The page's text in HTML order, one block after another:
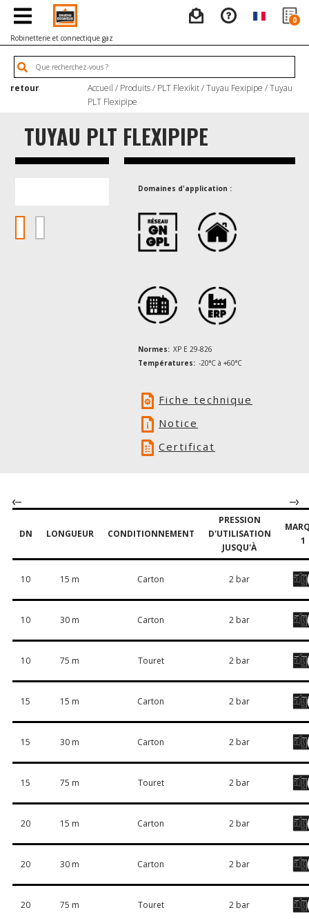
0
Robinetterie et connectique gaz
retour Accueil / Produits/ PLT Flexikit/Tuyau Fexipipe / Tuyau
PLT Flexipipe
TUYAU PLT FLEXIPIPE
Domaines d'application :
Normes: XP E 29-826
Températures: -20°C à +60°C
Fiche technique
Notice
Certificat
DN LONGUEUR CONDITIONNEMENT
PRESSION
D'UTILISATION
JUSQU'À
1
10 15 m Carton 2 bar
10 30 m Carton 2 bar
10 75 m Touret 2 bar
15 15 m Carton 2 bar
15 30 m Carton 2 bar
15 75 m Touret 2 bar
20 15 m Carton 2 bar
20 30 m Carton 2 bar
20 75 m Touret 2 bar